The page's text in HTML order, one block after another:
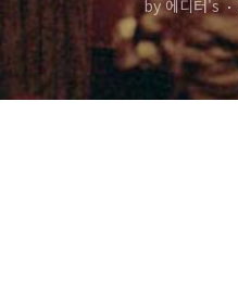
by 에디터's